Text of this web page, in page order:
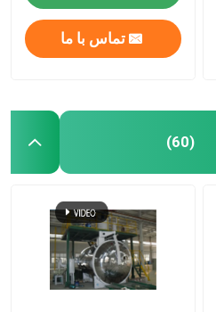
تماس با ما
(60)